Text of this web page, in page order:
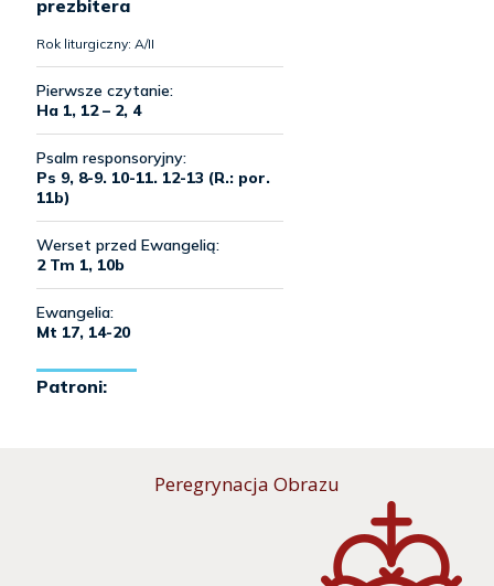
Peregrynacja Obrazu